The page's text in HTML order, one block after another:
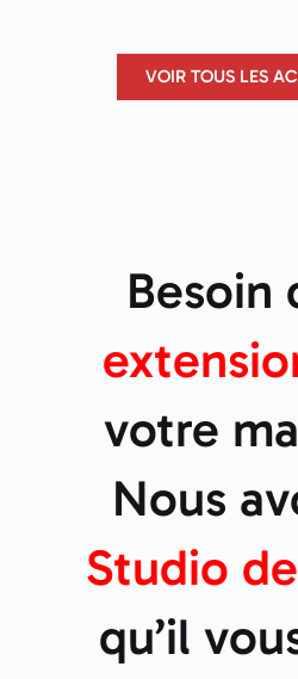
VOIR TOUS LES
Besoin
votre
Nous
Studio de
qu’il